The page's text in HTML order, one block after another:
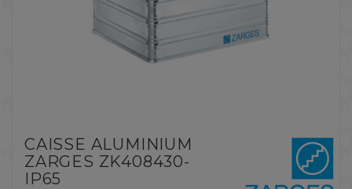
CAISSE ALUMINIUM
ZARGES ZK408430-
IP65